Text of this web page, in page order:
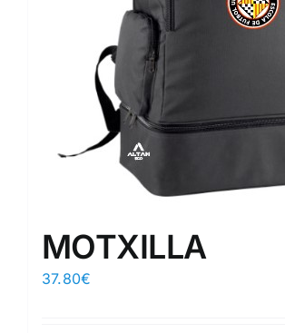
MOTXILLA
37.80€